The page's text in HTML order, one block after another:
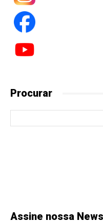
Procurar
Assine nossa